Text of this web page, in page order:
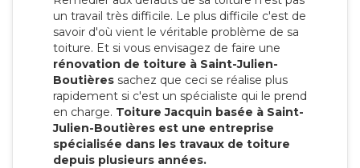
un travail très difficile. Le plus difficile c'est de
savoir d'où vient le véritable problème de sa
toiture. Et si vous envisagez de faire une
rénovation de toiture à Saint-Julien-
Boutières sachez que ceci se réalise plus
rapidement si c'est un spécialiste qui le prend
en charge. Toiture Jacquin basée à Saint-
Julien-Boutières est une entreprise
spécialisée dans les travaux de toiture
depuis plusieurs années.